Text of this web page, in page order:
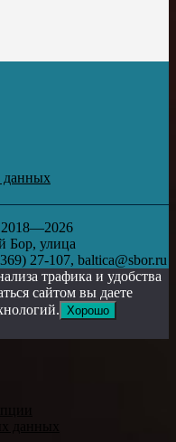
данных
2018—2026
Бор, улица
27-107, baltica@sbor.ru
трафика и удобства
сайтом вы даете
Хорошо